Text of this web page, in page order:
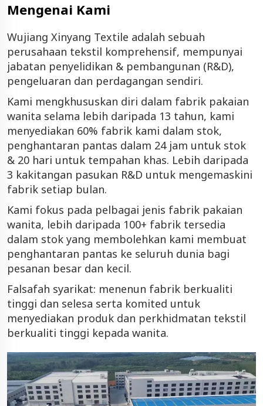
Mengenai Kami
Wujiang Xinyang Textile adalah sebuah
perusahaan tekstil komprehensif, mempunyai
jabatan penyelidikan & pembangunan (R&D),
pengeluaran dan perdagangan sendiri.
Kami mengkhususkan diri dalam fabrik pakaian
wanita selama lebih daripada 13 tahun, kami
menyediakan 60% fabrik kami dalam stok,
penghantaran pantas dalam 24 jam untuk stok
& 20 hari untuk tempahan khas. Lebih daripada
3 kakitangan pasukan R&D untuk mengemaskini
fabrik setiap bulan.
Kami fokus pada pelbagai jenis fabrik pakaian
wanita, lebih daripada 100+ fabrik tersedia
dalam stok yang membolehkan kami membuat
penghantaran pantas ke seluruh dunia bagi
pesanan besar dan kecil.
Falsafah syarikat: menenun fabrik berkualiti
tinggi dan selesa serta komited untuk
menyediakan produk dan perkhidmatan tekstil
berkualiti tinggi kepada wanita.